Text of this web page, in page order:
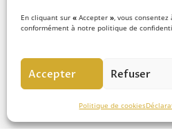
En cliquant sur « Accepter », vous
conformément à notre politique de
Accepter Refuser
Politique de cookies
Notre
chutes
pour